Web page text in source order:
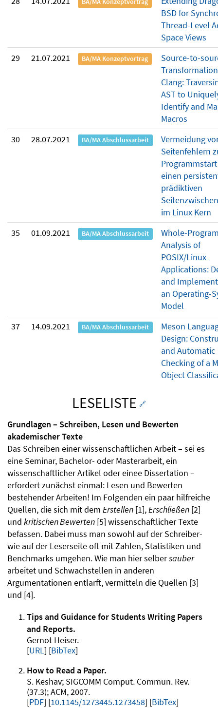
BA/MA Konzeptvortrag
BSD for
Thread-Level
Space Views
29
21.07.2021 BA/MA Konzeptvortrag
Source-to-
Clang:
AST to
Identify and
Macros
30
28.07.2021 BA/MA Abschlussarbeit
Vermeidung
Seitenfehlern
einen
prädiktiven
im Linux Kern
35
01.09.2021 BA/MA Abschlussarbeit
Whole-
Analysis of
POSIX/Linux-
Applications:
and
an Operating-
Model
37
14.09.2021 BA/MA Abschlussarbeit
Meson
Design:
and Automatic
Checking of a
Object
LESELISTE 🔗
Grundlagen – Schreiben, Lesen und Bewerten
akademischer Texte
Das Schreiben einer wissenschaftlichen Arbeit – sei es
eine Seminar, Bachelor- oder Masterarbeit, ein
wissenschaftlicher Artikel oder einee Dissertation –
erfordert zunächst einmal: Lesen und Bewerten
bestehender Arbeiten! Im Folgenden ein paar hilfreiche
Quellen, die sich mit dem Erstellen [1],Erschließen [2]
und kritischen Bewerten [5] wissenschaftlicher Texte
befassen. Dabei muss man sowohl auf der Schreiber-
wie auf der Leserseite oft mit Zahlen, Statistiken und
Benchmarks umgehen. Wie man hier selbersauber
arbeitet und Schwachstellen in anderen
Argumentationen entlarft, vermitteln die Quellen [3]
und [4].
Tips and Guidance for Students Writing Papers
and Reports
Gernot Heiser.
URL [BibTex]
How to Read a Paper
S. Keshav SIGCOMM Comput. Commun. Rev.
37.3
ACM 2007.
PDF
10.1145/1273445.1273458 [BibTex]